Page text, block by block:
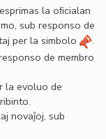
la oﬁcialan
sub responso de
per la simbolo
.
de membro
la evoluo de
novaĵoj, sub